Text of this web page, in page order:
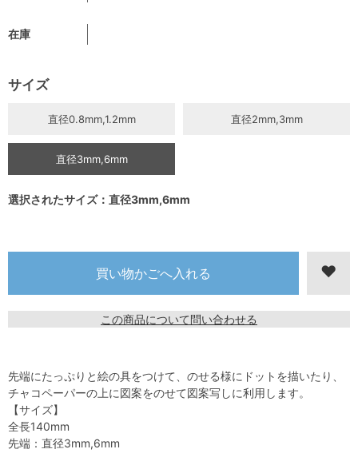
在庫
サイズ
直径0.8mm,1.2mm 直径2mm,3mm
直径3mm,6mm
選択されたサイズ：直径3mm,6mm
この商品について問い合わせる
先端にたっぷりと絵の具をつけて、のせる様にドットを描いたり、
チャコペーパーの上に図案をのせて図案写しに利用します。
【サイズ】
全長140mm
先端：直径3mm,6mm